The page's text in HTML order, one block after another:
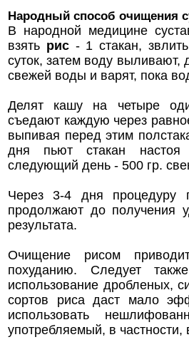
Народный способ очищения
В народной медицине
взять рис- 1 стакан,
суток, затем воду выливают,
свежей воды и варят, пока
Делят кашу на четыре
съедают каждую через
выпивая перед этим
дня пьют стакан
следующий день - 500 гр.
Через 3-4 дня процедуру
продолжают до получения
результата.
Очищение рисом
похуданию. Следует
использование дробленых,
сортов риса даст мало
использовать
употребляемый, в